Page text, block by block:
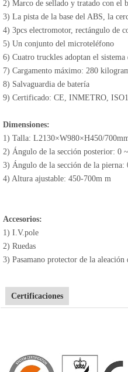
2) Marco de sellado y tratado con el
3) La pista de la base del ABS, la
4) 3pcs electromotor, rectángulo de
5) Un conjunto del microteléfono
6) Cuatro truckles adoptan el
7) Cargamento máximo: 280
8) Salvaguardia de batería
9) Certificado: CE, INMETRO,
Dimensiones:
1) Talla: L2130×W980×H450/
2) Ángulo de la sección posterior: 0
3) Ángulo de la sección de la pierna:
4) Altura ajustable: 450-700m m
Accesorios:
1) I.V.pole
2) Ruedas
3) Pasamano protector de la
Certificaciones